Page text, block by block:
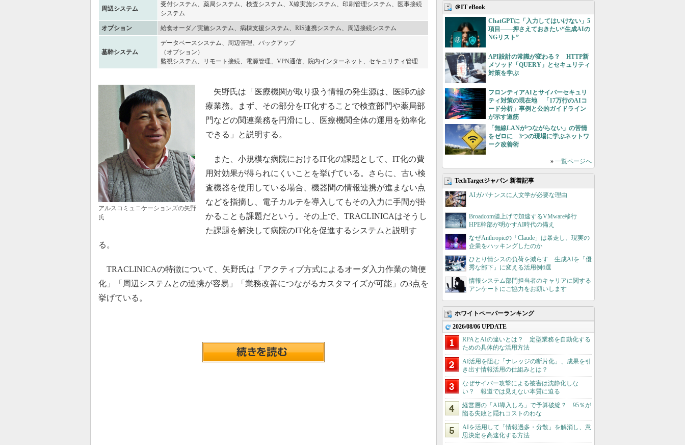
周辺システム
受付システム、薬局システム、検査システム、X線実施システム、印刷管理システム、医事接続
システム
オプション 給食オーダ／実施システム、病棟支援システム、RIS連携システム、周辺接続システム
基幹システム
データベースシステム、周辺管理、バックアップ
（オプション）
監視システム、リモート接続、電源管理、VPN通信、院内インターネット、セキュリティ管理
アルスコミュニケーションズの矢野
氏
矢野氏は「医療機関が取り扱う情報の発生源は、医師の診
療業務。まず、その部分をIT化することで検査部門や薬局部
門などの関連業務を円滑にし、医療機関全体の運用を効率化
できる」と説明する。
また、小規模な病院におけるIT化の課題として、IT化の費
用対効果が得られにくいことを挙げている。さらに、古い検
査機器を使用している場合、機器間の情報連携が進まない点
などを指摘し、電子カルテを導入してもその入力に手間が掛
かることも課題だという。その上で、TRACLINICAはそうし
た課題を解決して病院のIT化を促進するシステムと説明す
る。
TRACLINICAの特徴について、矢野氏は「アクティブ方式によるオーダ入力作業の簡便
化」「周辺システムとの連携が容易」「業務改善につながるカスタマイズが可能」の3点を
挙げている。
＠IT eBook
ChatGPTに「入力してはいけない」5
項目――押さえておきたい“生成AIの
NGリスト”
API設計の常識が変わる？ HTTP新
メソッド「QUERY」とセキュリティ
対策を学ぶ
フロンティアAIとサイバーセキュリ
ティ対策の現在地 「17万行のAIコ
ード分析」事例と公的ガイドライン
が示す道筋
「無線LANがつながらない」の苦情
をゼロに 3つの現場に学ぶネットワ
ーク改善術
» 一覧ページへ
TechTargetジャパン 新着記事
AIガバナンスに人文学が必要な理由
Broadcom値上げで加速するVMware移行
HPE幹部が明かすAI時代の備え
なぜAnthropicの「Claude」は暴走し、現実の
企業をハッキングしたのか
ひとり情シスの負荷を減らす 生成AIを「優
秀な部下」に変える活用例6選
情報システム部門担当者のキャリアに関する
アンケートにご協力をお願いします
ホワイトペーパーランキング
2026/08/06 UPDATE
RPAとAIの違いとは？ 定型業務を自動化する
ための具体的な活用方法
AI活用を阻む「ナレッジの断片化」、成果を引
き出す情報活用の仕組みとは？
なぜサイバー攻撃による被害は沈静化しな
い？ 報道では見えない本質に迫る
経営層の「AI導入しろ」で予算破綻？ 95％が
陥る失敗と隠れコストのわな
AIを活用して「情報過多・分散」を解消し、意
思決定を高速化する方法